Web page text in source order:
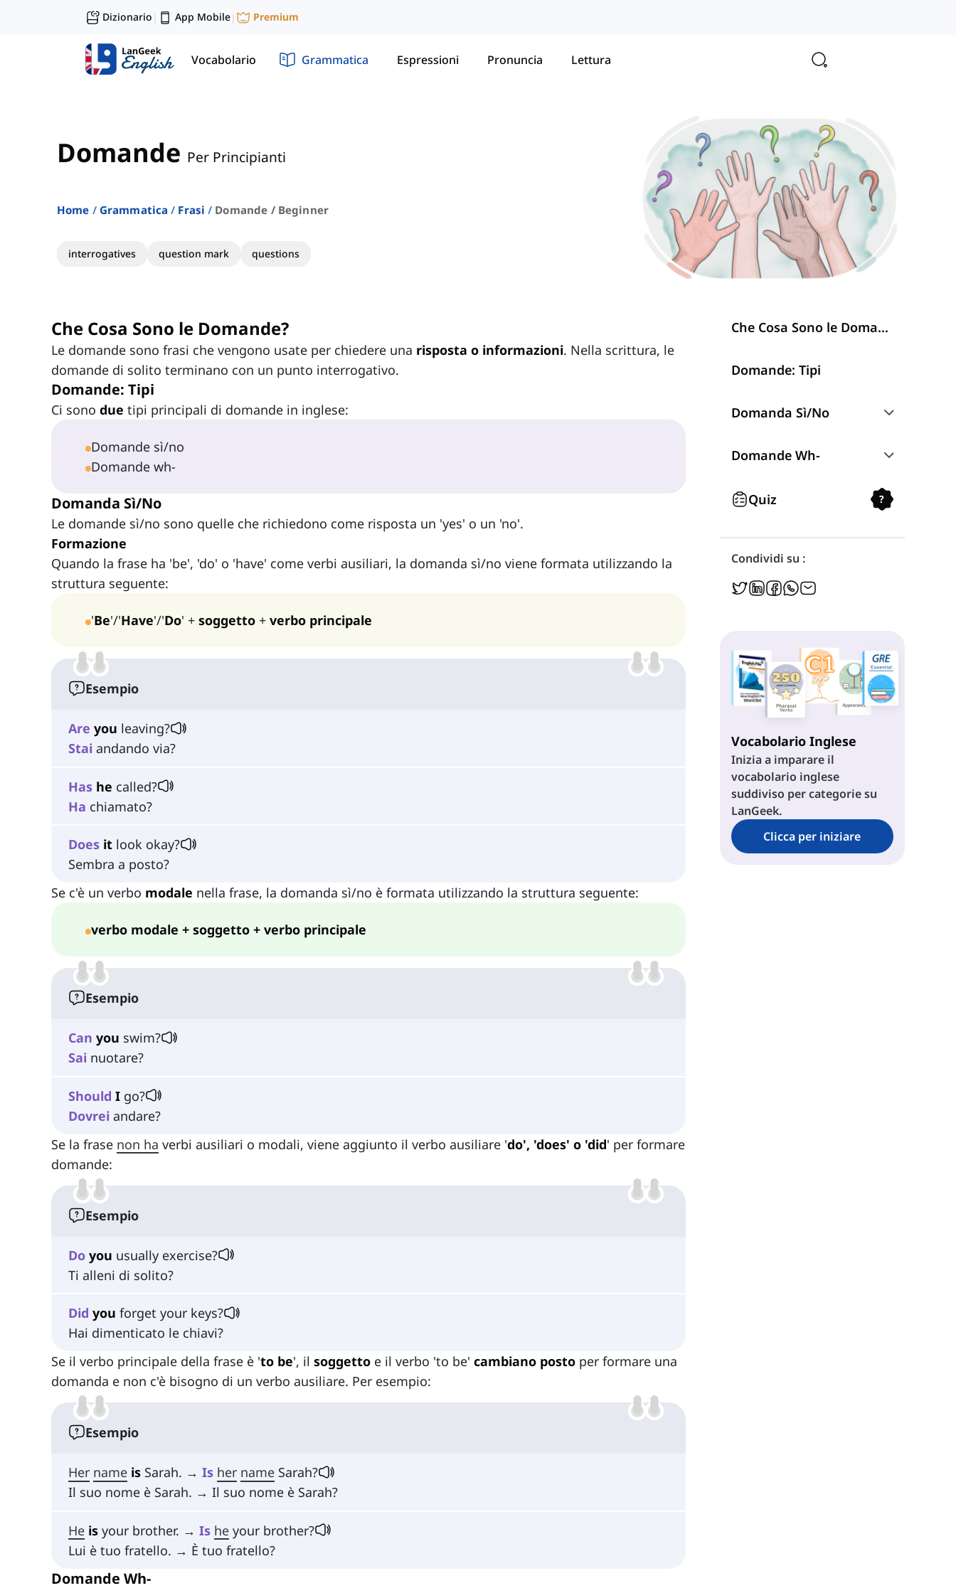
Dizionario | App Mobile| Premium
Vocabolario Grammatica Espressioni Pronuncia Lettura
Domande Per Principianti
Home Grammatica Frasi Domande / Beginner
interrogatives question mark questions
Che Cosa Sono le Domande?
Le domande sono frasi che vengono usate per chiedere una risposta o informazioni. Nella scrittura, le
domande di solito terminano con un punto interrogativo.
Domande: Tipi
Ci sono due tipi principali di domande in inglese:
Domande sì/no
Domande wh-
Domanda Sì/No
Le domande sì/no sono quelle che richiedono come risposta un 'yes' o un 'no'.
Formazione
Quando la frase ha 'be', 'do' o 'have' come verbi ausiliari, la domanda sì/no viene formata utilizzando la
struttura seguente:
'Be'/'Have'/'Do' + soggetto + verbo principale
Esempio
Are you leaving?
Stai andando via?
Has he called?
Ha chiamato?
Does it look okay?
Sembra a posto?
Se c'è un verbo modale nella frase, la domanda sì/no è formata utilizzando la struttura seguente:
verbo modale + soggetto + verbo principale
Esempio
Can you swim?
Sai nuotare?
Should I go?
Dovrei andare?
Se la frase non ha verbi ausiliari o modali, viene aggiunto il verbo ausiliare 'do', 'does' o 'did' per formare
domande:
Esempio
Do you usually exercise?
Ti alleni di solito?
Did you forget your keys?
Hai dimenticato le chiavi?
Se il verbo principale della frase è 'to be', il soggetto e il verbo 'to be' cambiano posto per formare una
domanda e non c'è bisogno di un verbo ausiliare. Per esempio:
Esempio
Her name is Sarah. → Is her name Sarah?
Il suo nome è Sarah. → Il suo nome è Sarah?
He is your brother. → Is he your brother?
Lui è tuo fratello. → È tuo fratello?
Domande Wh-
Che Cosa Sono le Domande?
Domande: Tipi
Domanda Sì/No
Formazione
Domande Wh-
Come Formare le Domande Wh-
Quiz ?
Condividi su :
Vocabolario Inglese
Inizia a imparare il
vocabolario inglese
suddiviso per categorie su
LanGeek.
Clicca per iniziare